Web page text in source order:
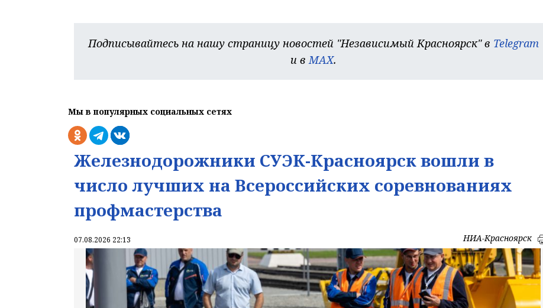
Подписывайтесь на нашу страницу новостей "Независимый Красноярск" в Telegram
и вMAX.
Мы в популярных социальных сетях
Железнодорожники СУЭК-Красноярск вошли в
число лучших на Всероссийских соревнованиях
профмастерства
07.08.2026 22:13 НИА-Красноярск